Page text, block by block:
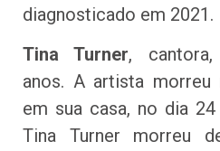
diagnosticado em 2021.
Tina Turner,
anos. A artista morreu
em sua casa, no dia
Tina Turner morreu